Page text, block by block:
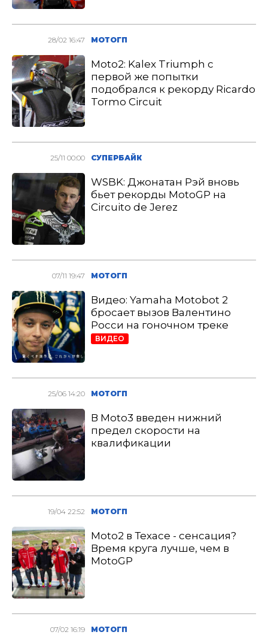
28/02 16:47 МОТОГП
Moto2: Kalex Triumph с
первой же попытки
подобрался к рекорду Ricardo
Tormo Circuit
25/11 00:00 СУПЕРБАЙК
WSBK: Джонатан Рэй вновь
бьет рекорды MotoGP на
Circuito de Jerez
07/11 19:47 МОТОГП
Видео: Yamaha Motobot 2
бросает вызов Валентино
Росси на гоночном треке
ВИДЕО
25/06 14:20 МОТОГП
В Moto3 введен нижний
предел скорости на
квалификации
19/04 22:52 МОТОГП
Moto2 в Техасе - сенсация?
Время круга лучше, чем в
MotoGP
07/02 16:19 МОТОГП